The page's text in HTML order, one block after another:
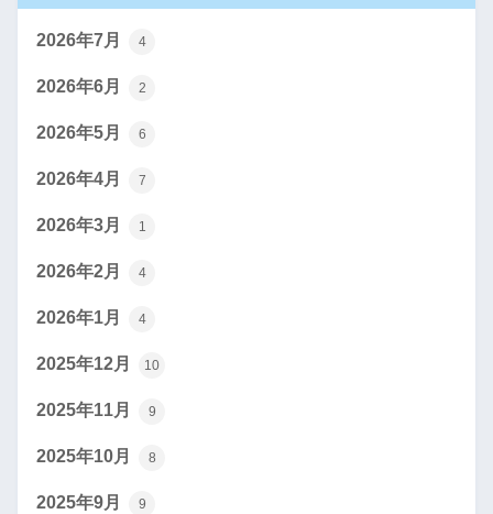
2026年7月 4
2026年6月 2
2026年5月 6
2026年4月 7
2026年3月 1
2026年2月 4
2026年1月 4
2025年12月 10
2025年11月 9
2025年10月 8
2025年9月 9